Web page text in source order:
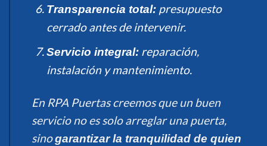
Transparencia total:presupuesto
cerrado antes de intervenir.
Servicio integral:reparación,
instalación y mantenimiento.
En RPA Puertas creemos que un buen
servicio no es solo arreglar una puerta,
sinogarantizar la tranquilidad de quien